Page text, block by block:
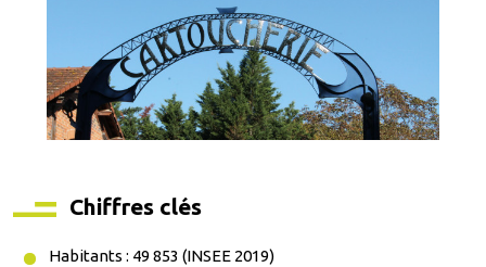
Chiffres clés
Habitants : 49 853 (INSEE 2019)